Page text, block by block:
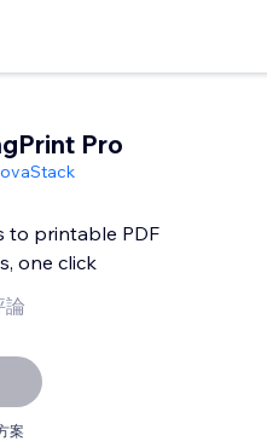
Pro
to printable PDF
one click
論
案